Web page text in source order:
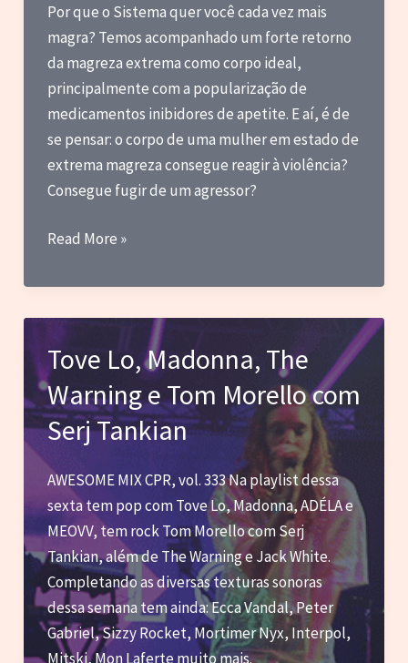
outras
novas
Por que o Sistema quer você cada vez mais
magra? Temos acompanhado um forte retorno
da magreza extrema como corpo ideal,
principalmente com a popularização de
medicamentos inibidores de apetite. E aí, é de
se pensar: o corpo de uma mulher em estado de
extrema magreza consegue reagir à violência?
Consegue fugir de um agressor?
A
da
Fragilidade
Read More »
Tove Lo, Madonna, The
Warning e Tom Morello com
Serj Tankian
AWESOME MIX CPR, vol. 333 Na playlist dessa
sexta tem pop com Tove Lo, Madonna, ADÉLA e
MEOVV, tem rock Tom Morello com Serj
Tankian, além de The Warning e Jack White.
Completando as diversas texturas sonoras
dessa semana tem ainda: Ecca Vandal, Peter
Gabriel, Sizzy Rocket, Mortimer Nyx, Interpol,
Mitski, Mon Laferte muito mais.